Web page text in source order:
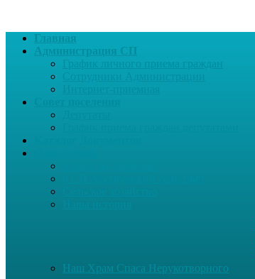
Главная
Администрация СП
Наш Храм Спаса Нерукотворного